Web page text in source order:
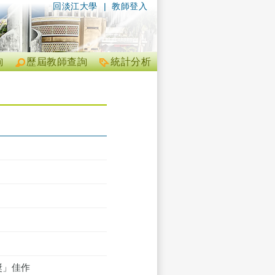
| 教師登入
回淡江大學
統計分析
歷屆教師查詢
佳作